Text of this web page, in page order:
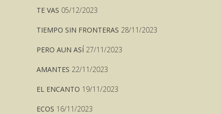
TE VAS 05/12/2023
TIEMPO SIN FRONTERAS 28/11/2023
PERO AUN ASÍ 27/11/2023
AMANTES 22/11/2023
EL ENCANTO 19/11/2023
ECOS 16/11/2023